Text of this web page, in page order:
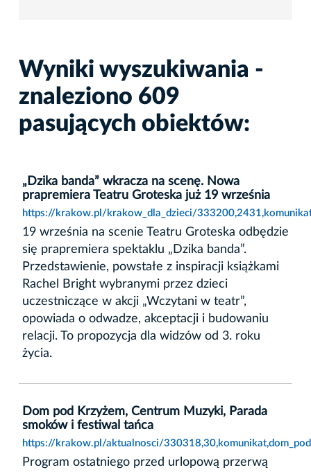
Wyniki wyszukiwania -
znaleziono 609
pasujących obiektów:
„Dzika banda” wkracza na scenę. Nowa
prapremiera Teatru Groteska już 19 września
https://krakow.pl/krakow_dla_dzieci/
19 września na scenie Teatru Groteska odbędzie
się prapremiera spektaklu „Dzika banda”.
Przedstawienie, powstałe z inspiracji książkami
Rachel Bright wybranymi przez dzieci
uczestniczące w akcji „Wczytani w teatr”,
opowiada o odwadze, akceptacji i budowaniu
relacji. To propozycja dla widzów od 3. roku
życia.
Dom pod Krzyżem, Centrum Muzyki, Parada
smoków i festiwal tańca
https://krakow.pl/aktualnosci/
Program ostatniego przed urlopową przerwą